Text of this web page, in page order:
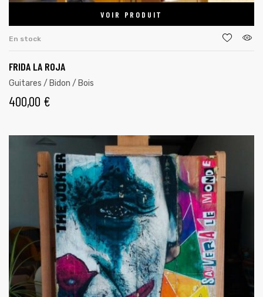
VOIR PRODUIT
En stock
FRIDA LA ROJA
Guitares / Bidon / Bois
400,00 €